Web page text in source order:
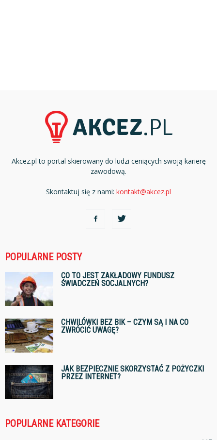
Akcez.pl to portal skierowany do ludzi ceniących swoją karierę
zawodową.
Skontaktuj się z nami: kontakt@akcez.pl
POPULARNE POSTY
CO TO JEST ZAKŁADOWY FUNDUSZ
ŚWIADCZEŃ SOCJALNYCH?
CHWILÓWKI BEZ BIK – CZYM SĄ I NA CO
ZWRÓCIĆ UWAGĘ?
JAK BEZPIECZNIE SKORZYSTAĆ Z POŻYCZKI
PRZEZ INTERNET?
POPULARNE KATEGORIE